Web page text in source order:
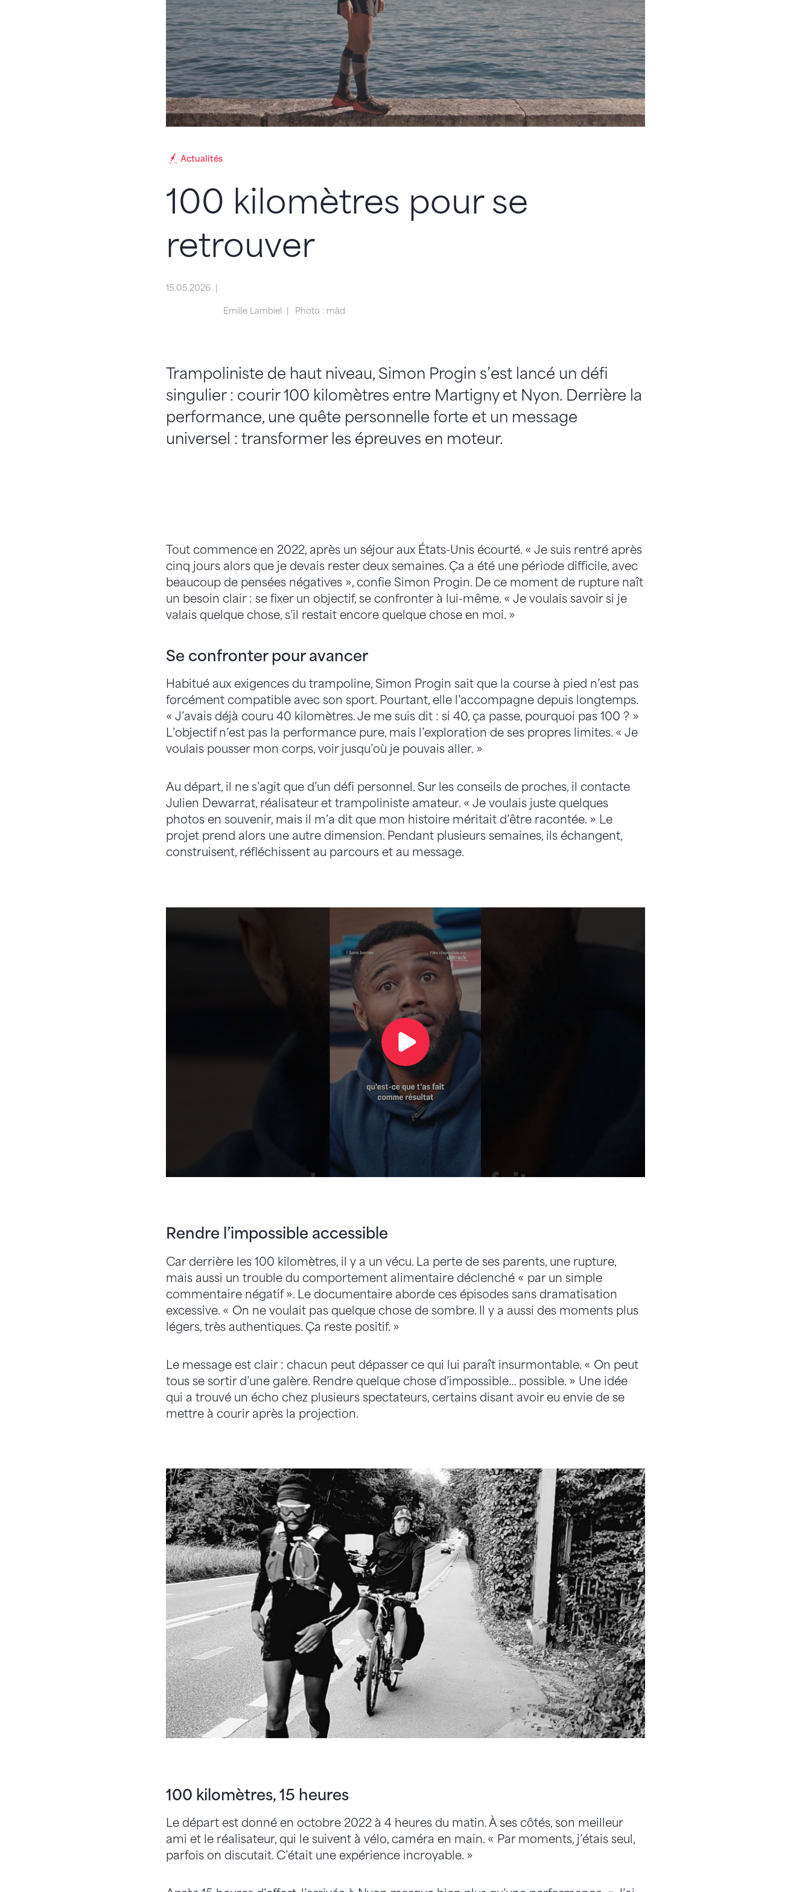
Actualités
100 kilomètres pour se
retrouver
15.05.2026
Emilie Lambiel Photo : màd
Trampoliniste de haut niveau, Simon Progin s’est lancé un défi
singulier : courir 100 kilomètres entre Martigny et Nyon. Derrière la
performance, une quête personnelle forte et un message
universel : transformer les épreuves en moteur.
Tout commence en 2022, après un séjour aux États-Unis écourté. « Je suis rentré après
cinq jours alors que je devais rester deux semaines. Ça a été une période difficile, avec
beaucoup de pensées négatives », confie Simon Progin. De ce moment de rupture naît
un besoin clair : se fixer un objectif, se confronter à lui-même. « Je voulais savoir si je
valais quelque chose, s’il restait encore quelque chose en moi. »
Se confronter pour avancer
Habitué aux exigences du trampoline, Simon Progin sait que la course à pied n’est pas
forcément compatible avec son sport. Pourtant, elle l’accompagne depuis longtemps.
« J’avais déjà couru 40 kilomètres. Je me suis dit : si 40, ça passe, pourquoi pas 100 ? »
L’objectif n’est pas la performance pure, mais l’exploration de ses propres limites. « Je
voulais pousser mon corps, voir jusqu’où je pouvais aller. »
Au départ, il ne s’agit que d’un défi personnel. Sur les conseils de proches, il contacte
Julien Dewarrat, réalisateur et trampoliniste amateur. « Je voulais juste quelques
photos en souvenir, mais il m’a dit que mon histoire méritait d’être racontée. » Le
projet prend alors une autre dimension. Pendant plusieurs semaines, ils échangent,
construisent, réfléchissent au parcours et au message.
Rendre l’impossible accessible
Car derrière les 100 kilomètres, il y a un vécu. La perte de ses parents, une rupture,
mais aussi un trouble du comportement alimentaire déclenché « par un simple
commentaire négatif ». Le documentaire aborde ces épisodes sans dramatisation
excessive. « On ne voulait pas quelque chose de sombre. Il y a aussi des moments plus
légers, très authentiques. Ça reste positif. »
Le message est clair : chacun peut dépasser ce qui lui paraît insurmontable. « On peut
tous se sortir d’une galère. Rendre quelque chose d’impossible… possible. » Une idée
qui a trouvé un écho chez plusieurs spectateurs, certains disant avoir eu envie de se
mettre à courir après la projection.
100 kilomètres, 15 heures
Le départ est donné en octobre 2022 à 4 heures du matin. À ses côtés, son meilleur
ami et le réalisateur, qui le suivent à vélo, caméra en main. « Par moments, j’étais seul,
parfois on discutait. C’était une expérience incroyable. »